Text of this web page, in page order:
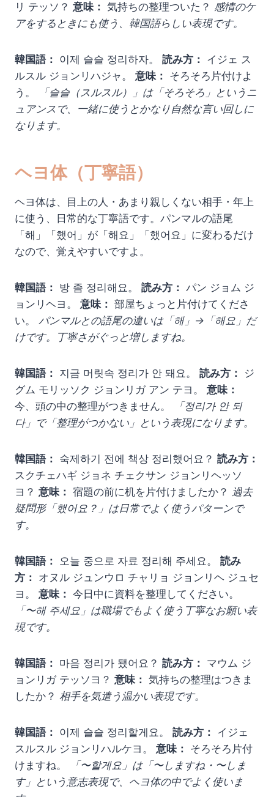
リ テッソ？ 意味： 気持ちの整理ついた？ 感情のケ
アをするときにも使う、韓国語らしい表現です。
韓国語： 이제 슬슬 정리하자。 読み方： イジェ ス
ルスル ジョンリハジャ。 意味： そろそろ片付けよ
う。
「슬슬（スルスル）」は「そろそろ」というニ
ュアンスで、一緒に使うとかなり自然な言い回しに
なります。
ヘヨ体（丁寧語）
ヘヨ体は、目上の人・あまり親しくない相手・年上
に使う、日常的な丁寧語です。パンマルの語尾
「해」「했어」が「해요」「했어요」に変わるだけ
なので、覚えやすいですよ。
韓国語： 방 좀 정리해요。 読み方： パン ジョム ジ
ョンリヘヨ。 意味： 部屋ちょっと片付けてくださ
い。 パンマルとの語尾の違いは「해」→「해요」だ
けです。丁寧さがぐっと増しますね。
韓国語： 지금 머릿속 정리가 안 돼요。 読み方：
ジ
グム モリッソク ジョンリガ アン テヨ。 意味：
今、頭の中の整理がつきません。
「정리가 안 되
다」で「整理がつかない」という表現になります。
韓国語： 숙제하기 전에 책상 정리했어요？ 読み方：
スクチェハギ ジョネ チェクサン ジョンリヘッソ
ヨ？ 意味： 宿題の前に机を片付けましたか？ 過去
疑問形「했어요？」は日常でよく使うパターンで
す。
韓国語： 오늘 중으로 자료 정리해 주세요。 読み
方： オヌル ジュンウロ チャリョ ジョンリヘ ジュセ
ヨ。 意味： 今日中に資料を整理してください。
「〜해 주세요」は職場でもよく使う丁寧なお願い表
現です。
韓国語： 마음 정리가 됐어요？ 読み方： マウム ジ
ョンリガ テッソヨ？ 意味： 気持ちの整理はつきま
したか？ 相手を気遣う温かい表現です。
韓国語： 이제 슬슬 정리할게요。 読み方： イジェ
スルスル ジョンリハルケヨ。 意味： そろそろ片付
けますね。
「〜할게요」は「〜しますね・〜しま
す」という意志表現で、ヘヨ体の中でよく使いま